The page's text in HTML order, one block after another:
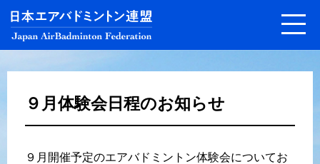
９月体験会日程のお知らせ
９月開催予定のエアバドミントン体験会についてお